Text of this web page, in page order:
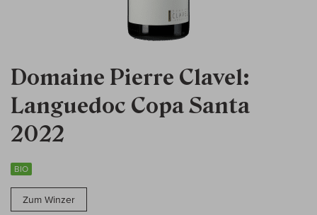
Domaine Pierre Clavel:
Languedoc Copa Santa
2022
BIO
Zum Winzer